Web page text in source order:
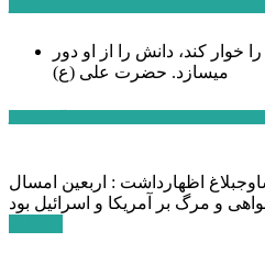
خوار كند، دانش را از او دور
میسازد. حضرت علی (ع)
اظهارداشت : اربعین امسال